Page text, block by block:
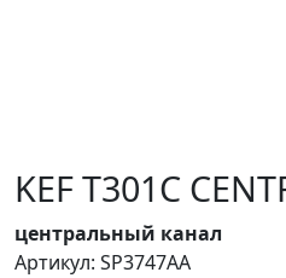
KEF T301C
центральный канал
Артикул: SP3747AA